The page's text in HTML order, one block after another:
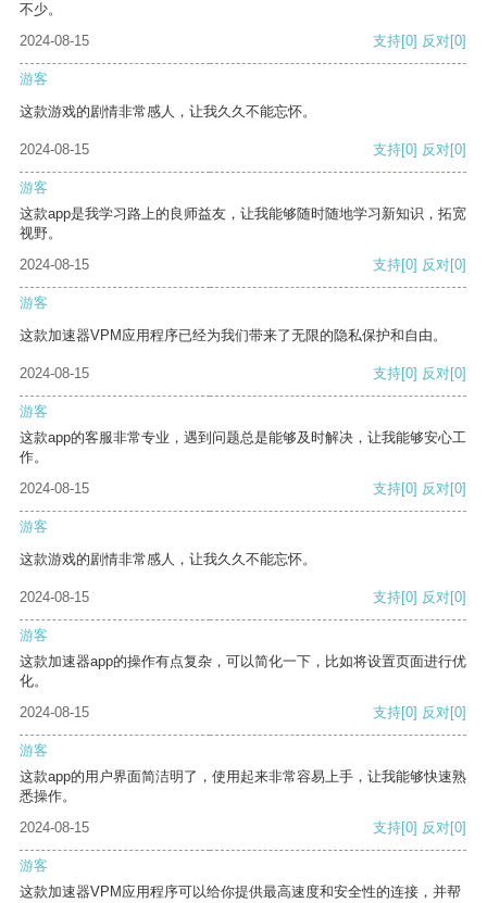
不少。
2024-08-15
支持[0] 反对[0]
游客
这款游戏的剧情非常感人，让我久久不能忘怀。
2024-08-15 支持[0] 反对[0]
游客
这款app是我学习路上的良师益友，让我能够随时随地学习新知识，拓宽
视野。
2024-08-15
支持[0] 反对[0]
游客
这款加速器VPM应用程序已经为我们带来了无限的隐私保护和自由。
2024-08-15 支持[0] 反对[0]
游客
这款app的客服非常专业，遇到问题总是能够及时解决，让我能够安心工
作。
2024-08-15
支持[0] 反对[0]
游客
这款游戏的剧情非常感人，让我久久不能忘怀。
2024-08-15 支持[0] 反对[0]
游客
这款加速器app的操作有点复杂，可以简化一下，比如将设置页面进行优
化。
2024-08-15
支持[0] 反对[0]
游客
这款app的用户界面简洁明了，使用起来非常容易上手，让我能够快速熟
悉操作。
2024-08-15
支持[0] 反对[0]
游客
这款加速器VPM应用程序可以给你提供最高速度和安全性的连接，并帮